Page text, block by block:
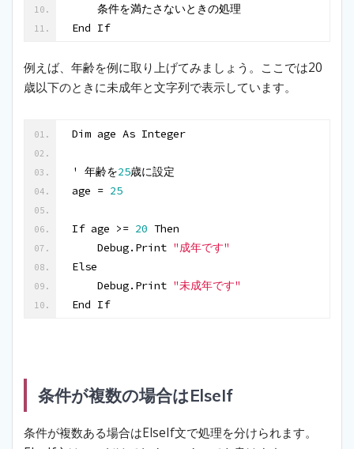
    条件を満たさないときの処理
End If
例えば、年齢を例に取り上げてみましょう。ここでは20
歳以下のときに未成年と文字列で表示しています。
Dim age As Integer
' 年齢を25歳に設定
age = 25
If age >= 20 Then
    Debug.Print
"成年です"
Else
    Debug.Print
"未成年です"
End If
条件が複数の場合はElseIf
条件が複数ある場合はElseIf文で処理を分けられます。